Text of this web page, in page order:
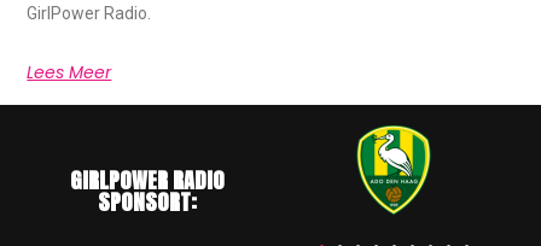
GirlPower Radio.
Lees Meer
GIRLPOWER RADIO
SPONSORT: